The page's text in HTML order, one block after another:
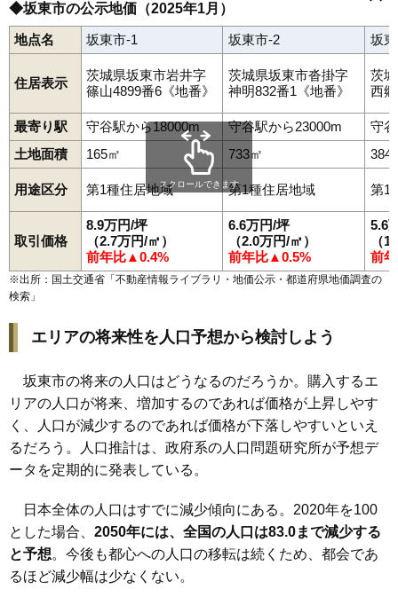
◆坂東市の公示地価（2025年1月）
地点名 坂東市-1 坂東市-2 坂
住居表示
茨城県坂東市岩井字
篠山4899番6《地番》
茨城県坂東市沓掛字
神明832番1《地番》
茨
西
最寄り駅 守谷駅から18000m 守谷駅から23000m
守
土地面積
165㎡ 733㎡ 384
用途区分 第1種住居地域 第1種住居地域 第1
取引価格
8.9万円/坪
（2.7万円/㎡）
前年比▲0.4%
6.6万円/坪
（2.0万円/㎡）
前年比▲0.5%
5.6
（
前
スクロールできます
※出所：国土交通省「不動産情報ライブラリ・地価公示・都道府県地価調査の
検索 」
エリアの将来性を人口予想から検討しよう
坂東市の将来の人口はどうなるのだろうか。購入するエ
リアの人口が将来、増加するのであれば価格が上昇しやす
く、人口が減少するのであれば価格が下落しやすいといえ
るだろう。人口推計は、政府系の人口問題研究所が予想デ
ータを定期的に発表している。
日本全体の人口はすでに減少傾向にある。2020年を100
とした場合、 2050年には、全国の人口は83.0まで減少する
と予想。今後も都心への人口の移転は続くため、都会であ
るほど減少幅は少なくない。
岩井内野山生子生子新田大口小山 上出島
辺田
法師戸馬立みどり町 莚打矢作山 弓田